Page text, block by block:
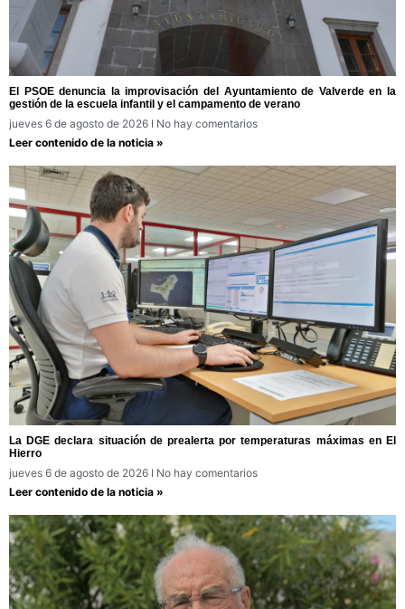
El PSOE denuncia la improvisación del Ayuntamiento de Valverde en la
gestión de la escuela infantil y el campamento de verano
jueves 6 de agosto de 2026
No hay comentarios
Leer contenido de la noticia »
La DGE declara situación de prealerta por temperaturas máximas en El
Hierro
jueves 6 de agosto de 2026
No hay comentarios
Leer contenido de la noticia »